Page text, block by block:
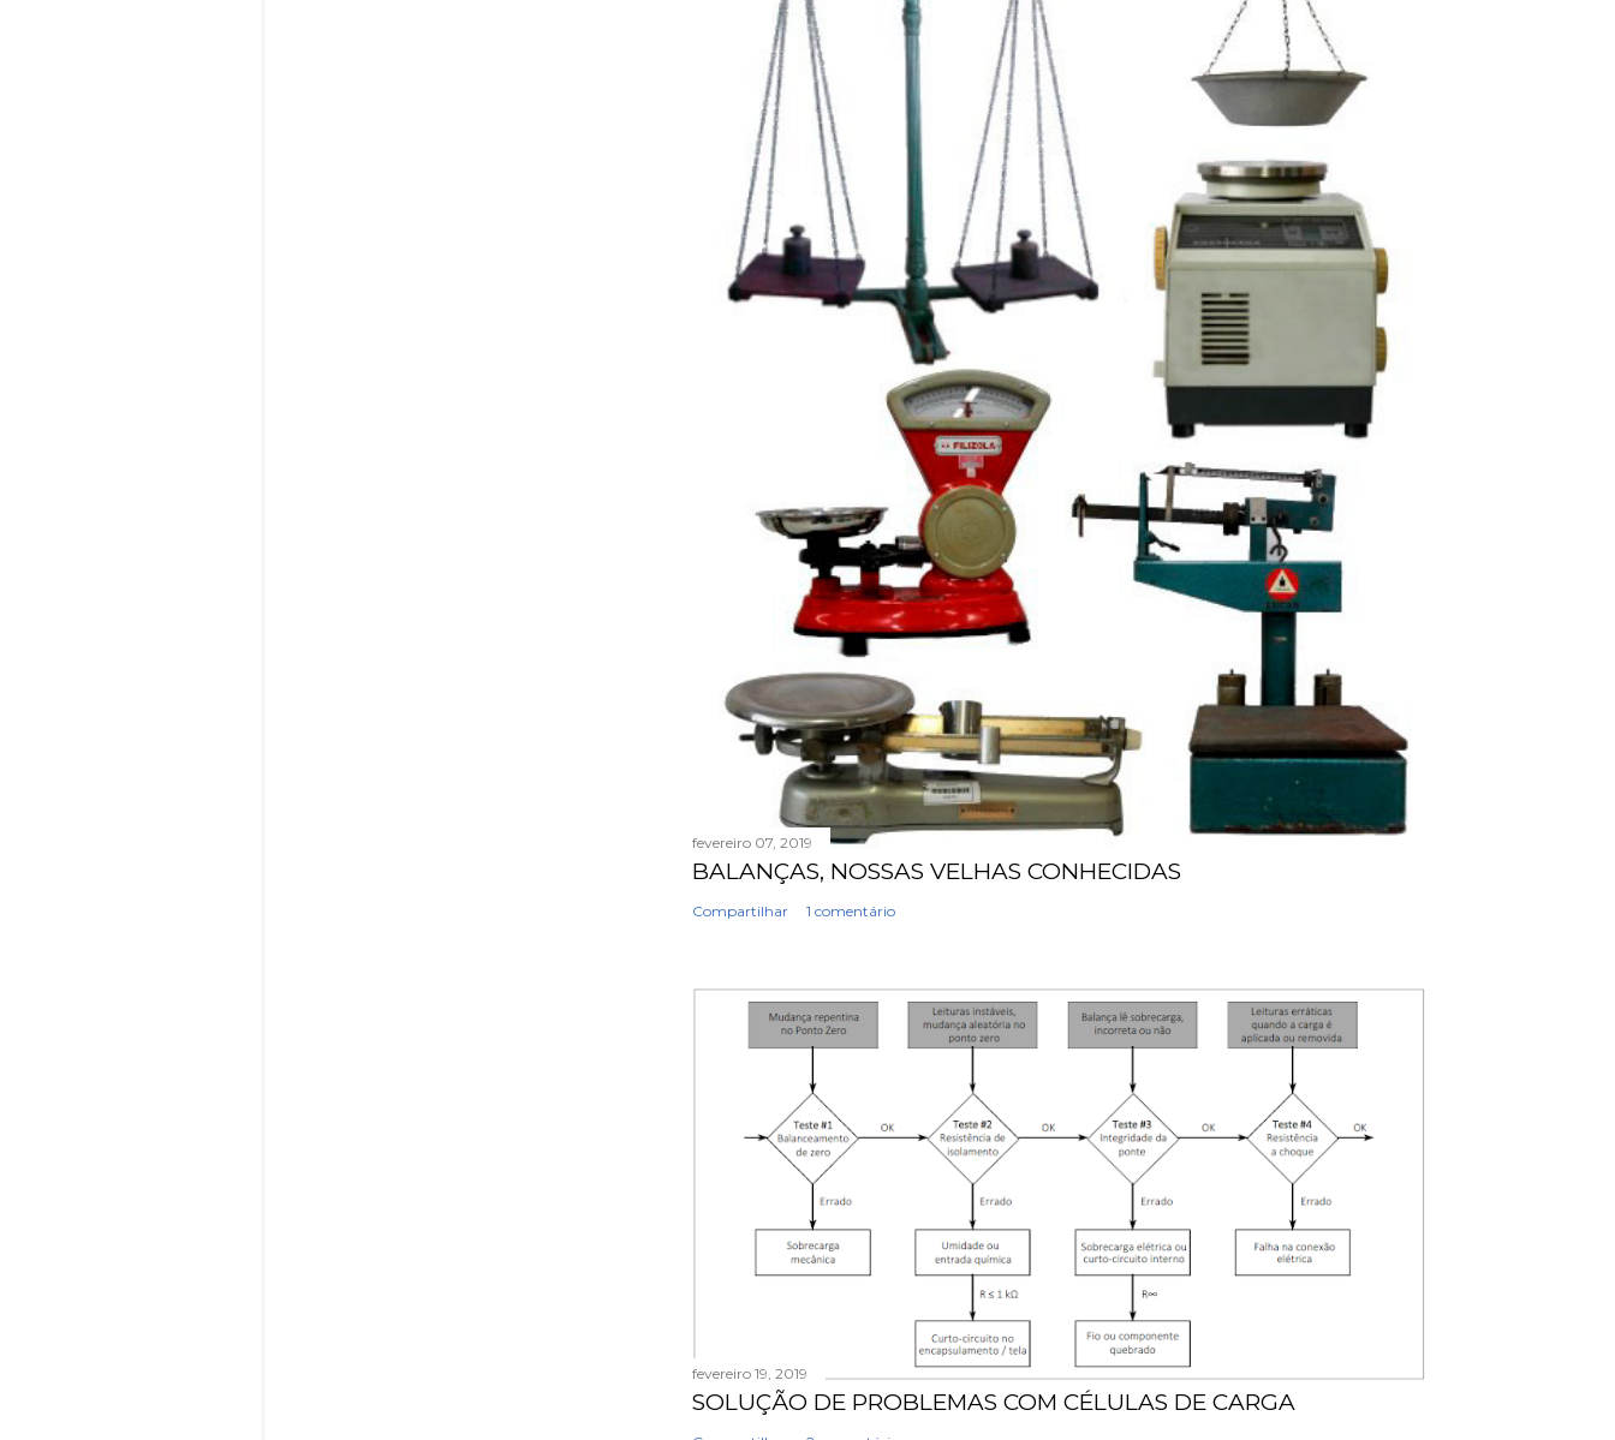
fevereiro 07, 2019
BALANÇAS, NOSSAS VELHAS CONHECIDAS
Compartilhar 1 comentário
fevereiro 19, 2019
SOLUÇÃO DE PROBLEMAS COM CÉLULAS DE CARGA